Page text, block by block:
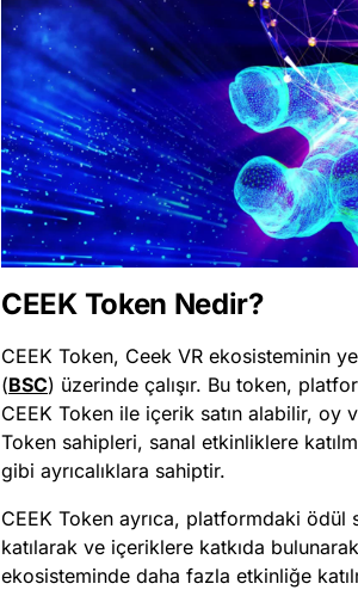
CEEK Token Nedir?
CEEK Token, Ceek VR ekosisteminin
(BSC) üzerinde çalışır. Bu token,
CEEK Token ile içerik satın alabilir, oy
Token sahipleri, sanal etkinliklere
gibi ayrıcalıklara sahiptir.
CEEK Token ayrıca, platformdaki ödül
katılarak ve içeriklere katkıda
ekosisteminde daha fazla etkinliğe